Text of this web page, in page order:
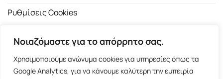
Νοιαζόμαστε για το απόρρητο σας.
Χρησιμοποιούμε ανώνυμα cookies για υπηρεσίες όπως τα
Google Analytics, για να κάνουμε καλύτερη την εμπειρία
Ρυθμίσεις Cookies